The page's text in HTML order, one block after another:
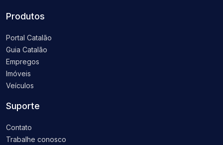
Produtos
Portal Catalão
Guia Catalão
Empregos
Imóveis
Veículos
Suporte
Contato
Trabalhe conosco